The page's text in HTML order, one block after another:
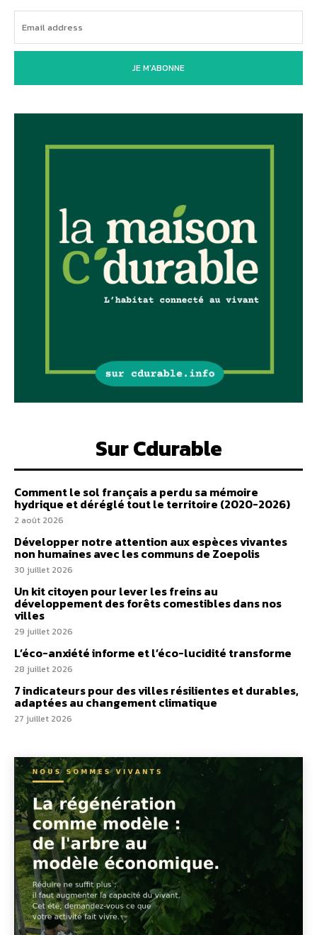
JE M'ABONNE
Sur Cdurable
Comment le sol français a perdu sa mémoire
hydrique et déréglé tout le territoire (2020-2026)
2 août 2026
Développer notre attention aux espèces vivantes
non humaines avec les communs de Zoepolis
30 juillet 2026
Un kit citoyen pour lever les freins au
développement des forêts comestibles dans nos
villes
29 juillet 2026
L’éco-anxiété informe et l’éco-lucidité transforme
28 juillet 2026
7 indicateurs pour des villes résilientes et durables,
adaptées au changement climatique
27 juillet 2026